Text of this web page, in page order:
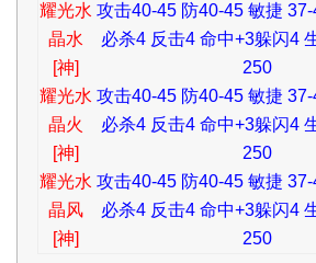
耀光水
晶水
[神]
攻击40-45 防40-45 敏捷
必杀4 反击4 命中+3躲闪4
250
耀光水
晶火
[神]
攻击40-45 防40-45 敏捷
必杀4 反击4 命中+3躲闪4
250
耀光水
晶风
[神]
攻击40-45 防40-45 敏捷
必杀4 反击4 命中+3躲闪4
250